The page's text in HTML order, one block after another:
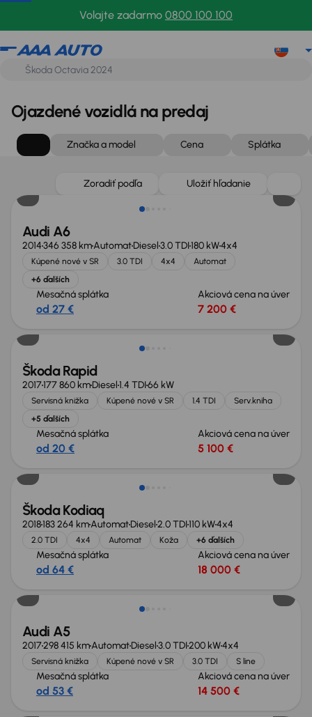
Volajte zadarmo 0800 100 100
Ojazdené vozidlá na predaj
Značka a model Cena Splátka
Zoradiť podľa Uložiť hľadanie
Zlacnené o 1 100 €
Audi A6
2014346 358 kmAutomatDiesel3.0 TDI180 kW4x4
Kúpené nové v SR 3.0 TDI 4x4
Automat
+6 ďalších
Mesačná splátka
od 27 €
Akciová cena na úver
7 200 €
Zlacnené o 500 €
Škoda Rapid
2017177 860 kmDiesel1.4 TDI66 kW
Servisná knižka Kúpené nové v SR 1.4 TDI
Serv.kniha
+5 ďalších
Mesačná splátka
od 20 €
Akciová cena na úver
5 100 €
Zlacnené o 1 000 €
Škoda Kodiaq
2018183 264 kmAutomatDiesel2.0 TDI110 kW4x4
2.0 TDI 4x4 Automat Koža +6 ďalších
Mesačná splátka
od 64 €
Akciová cena na úver
18 000 €
Zlacnené o 500 €
Audi A5
2017298 415 kmAutomatDiesel3.0 TDI200 kW4x4
Servisná knižka Kúpené nové v SR 3.0 TDI S line
Mesačná splátka
od 53 €
Akciová cena na úver
14 500 €
Zlacnené o 4 000 €